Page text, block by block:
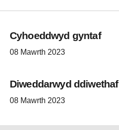
Cyhoeddwyd gyntaf
08 Mawrth 2023
Diweddarwyd ddiwethaf
08 Mawrth 2023